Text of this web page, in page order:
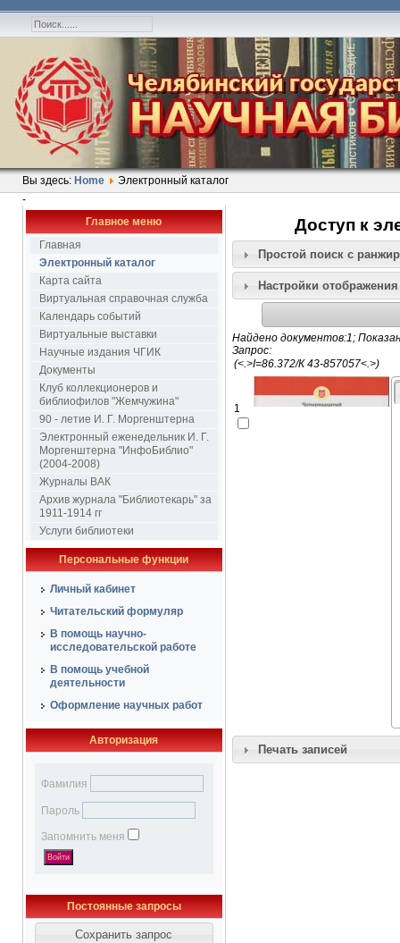
Вы здесь: Home
Электронный каталог
-
Главное меню
Главная
Электронный каталог
Карта сайта
Виртуальная справочная служба
Календарь событий
Виртуальные выставки
Научные издания ЧГИК
Документы
Клуб коллекционеров и
библиофилов "Жемчужина"
90 - летие И. Г. Моргенштерна
Электронный еженедельник И. Г.
Моргенштерна "ИнфоБиблио"
(2004-2008)
Журналы ВАК
Архив журнала "Библиотекарь" за
1911-1914 гг
Услуги библиотеки
Персональные функции
Личный кабинет
Читательский формуляр
В помощь научно-
исследовательской работе
В помощь учебной
деятельности
Оформление научных работ
Авторизация
Фамилия
Пароль
Запомнить меня
Постоянные запросы
Доступ к
Простой поиск c
Настройки отображения
Найдено документов:1;
Запрос:
1
Печать записей